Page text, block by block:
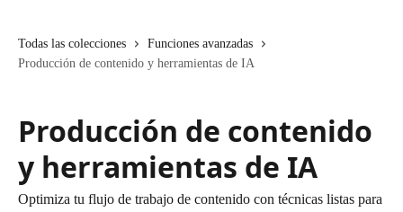
Todas las colecciones
Funciones avanzadas
Producción de contenido y herramientas de IA
Producción de contenido
y herramientas de IA
Optimiza tu flujo de trabajo de contenido con técnicas listas para